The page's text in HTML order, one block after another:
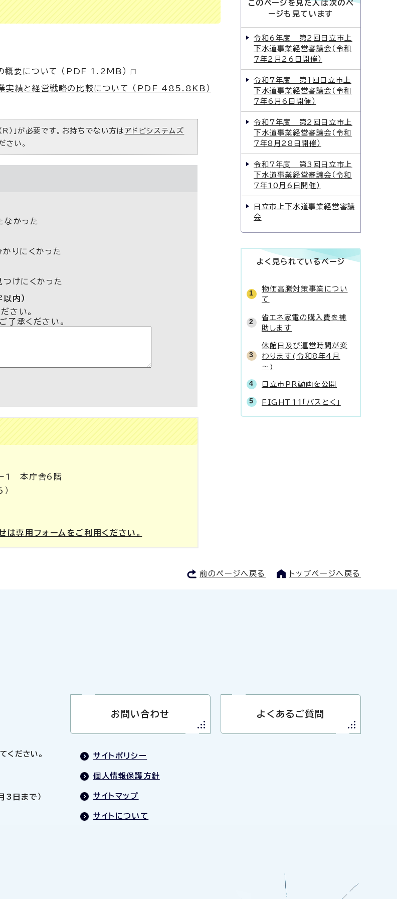
概要について （PDF 1.2MB）
実績と経営戦略の比較について （PDF 485.8KB）
」が必要です。お持ちでない方は アドビシステムズ
さい。
なかった
かりにくかった
つけにくかった
内）
さい。
了承ください。
1 本庁舎6階
は専用フォームをご利用ください。
このページを見た人は次のペ
ージも見ています
令和6年度 第2回日立市上
下水道事業経営審議会（令和
7年2月26日開催）
令和7年度 第1回日立市上
下水道事業経営審議会（令和
7年6月6日開催）
令和7年度 第2回日立市上
下水道事業経営審議会（令和
7年8月28日開催）
令和7年度 第3回日立市上
下水道事業経営審議会（令和
7年10月6日開催）
日立市上下水道事業経営審議
会
よく見られているページ
物価高騰対策事業につい
て
省エネ家電の購入費を補
助します
休館日及び運営時間が変
わります(令和8年4月
～)
日立市PR動画を公開
FIGHT11「パスとく」
前のページへ戻る トップページへ戻る
ださい。
3日まで）
お問い合わせ よくあるご質問
サイトポリシー
個人情報保護方針
サイトマップ
サイトについて